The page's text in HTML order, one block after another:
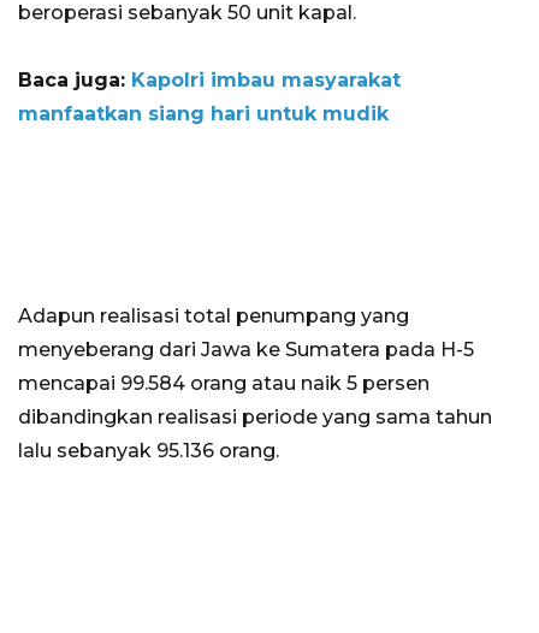
beroperasi sebanyak 50 unit kapal.
Baca juga: Kapolri imbau masyarakat
manfaatkan siang hari untuk mudik
Adapun realisasi total penumpang yang
menyeberang dari Jawa ke Sumatera pada H-5
mencapai 99.584 orang atau naik 5 persen
dibandingkan realisasi periode yang sama tahun
lalu sebanyak 95.136 orang.